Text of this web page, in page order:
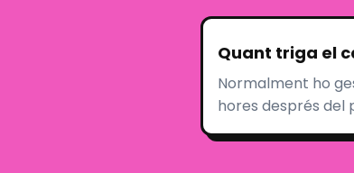
Quant triga el
Normalment ho
hores després del